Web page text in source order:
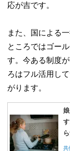
応が吉です。
また、国による
ところではゴー
す。今ある制度
ろはフル活用し
がります。
共